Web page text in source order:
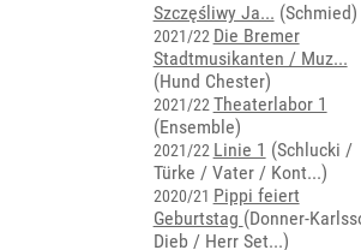
Szczęśliwy Ja... (Schmied)
2021/22 Die Bremer
Stadtmusikanten / Muz...
(Hund Chester)
2021/22 Theaterlabor 1
(Ensemble)
2021/22 Linie 1 (Schlucki /
Türke / Vater / Kont...)
2020/21 Pippi feiert
Geburtstag (Donner-
Dieb / Herr Set...)